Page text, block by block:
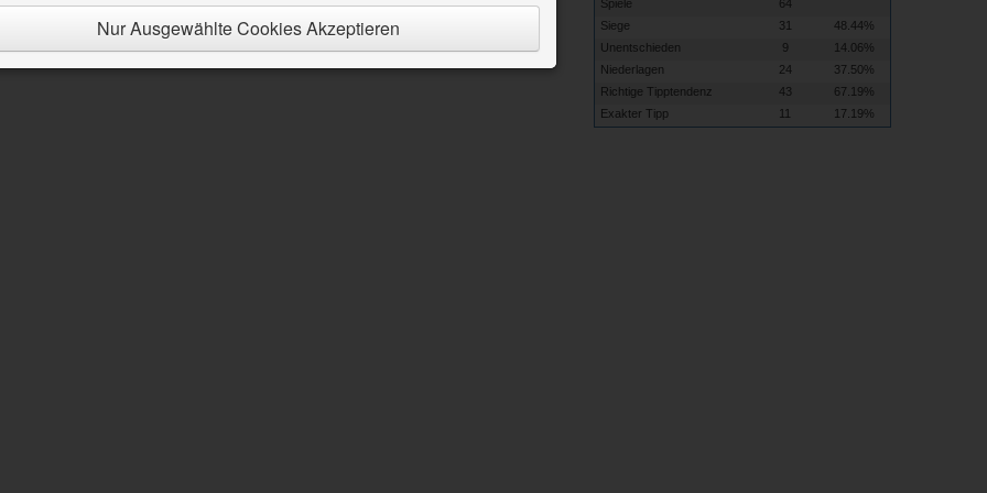
Cookies werden verwendet, um personalisierte Werbung anzuzeigen und die
der Werbekampagnen zu messen.
Nur Ausgewählte Cookies Akzeptieren
Spiele
64
Siege
31
48.44%
Unentschieden
9
14.06%
Niederlagen
24
37.50%
Richtige Tipptendenz
43
67.19%
Exakter Tipp
11 17.19%